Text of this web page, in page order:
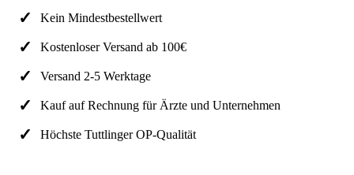
Kein Mindestbestellwert
Kostenloser Versand ab 100€
Versand 2-5 Werktage
Kauf auf Rechnung für Ärzte und Unternehmen
Höchste Tuttlinger OP-Qualität